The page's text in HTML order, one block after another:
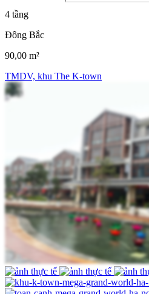
4 tầng
Đông Bắc
90,00 m²
TMDV, khu The K-town